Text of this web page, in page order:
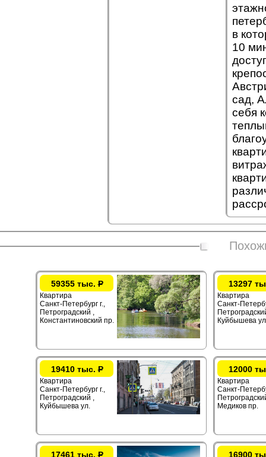
в
10
сад,
себя
59355 тыс.Р
Квартира
Санкт-Петербург г.,
Петроградский ,
Константиновский пр.
13297
Квартира
Санкт-
Куйбышева
19410 тыс.Р
Квартира
Санкт-Петербург г.,
Петроградский ,
Куйбышева ул.
12000
Квартира
Санкт-
Медиков пр.
17461 тыс.Р 16900